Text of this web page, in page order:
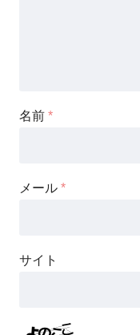
名前 *
メール *
サイト